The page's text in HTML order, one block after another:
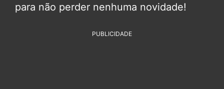
para não perder nenhuma novidade!
PUBLICIDADE